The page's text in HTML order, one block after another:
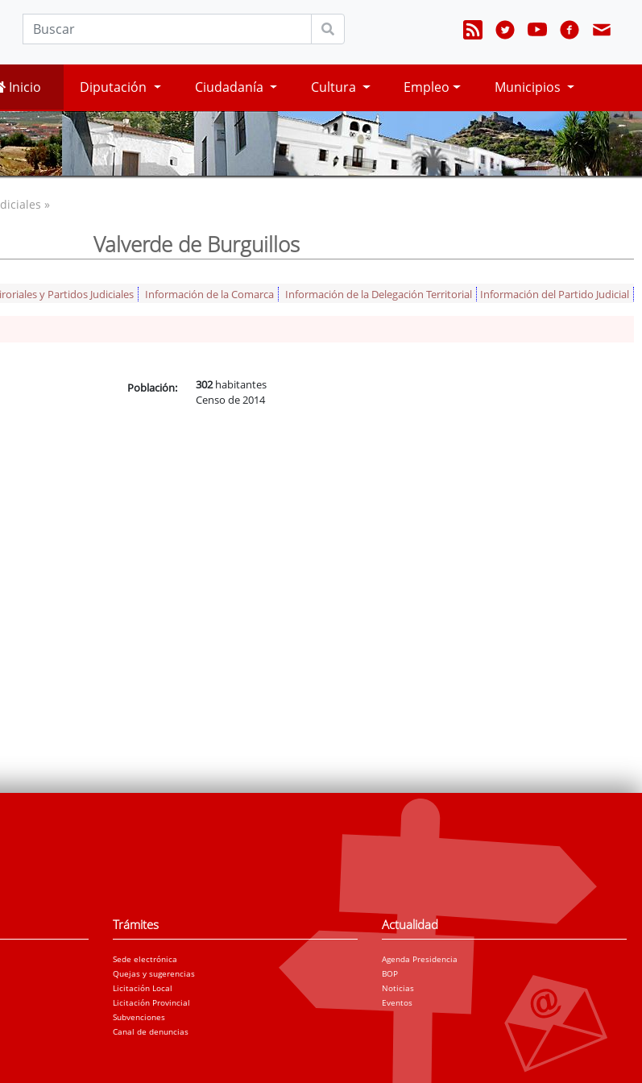
Inicio Diputación Ciudadanía Cultura Empleo Municipios
»
Valverde de Burguillos
y Partidos Judiciales Información de la Comarca Información de la Delegación Territorial Información del Partido Judicial
Población: 302habitantes
Censo de 2014
Trámites
Sede electrónica
Quejas y sugerencias
Licitación Local
Licitación Provincial
Subvenciones
Canal de denuncias
Actualidad
Agenda Presidencia
BOP
Noticias
Eventos